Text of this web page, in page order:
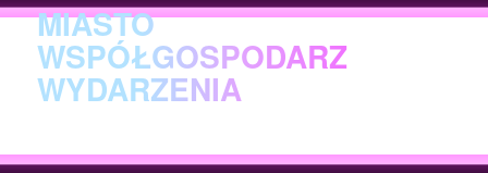
MIASTO
WSPÓŁGOSPODARZ
WYDARZENIA